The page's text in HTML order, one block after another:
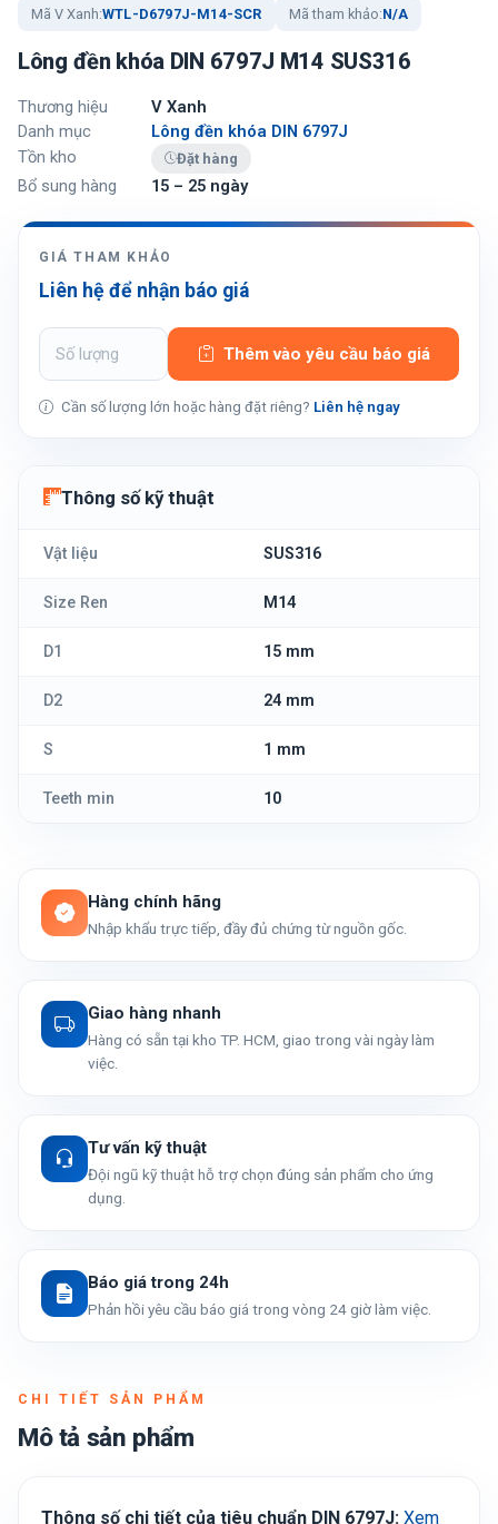
Mã V Xanh:WTL-D6797J-M14-SCR Mã tham khảo:N/A
Lông đền khóa DIN 6797J M14 SUS316
Thương hiệu
V Xanh
Danh mục
Lông đền khóa DIN 6797J
Tồn kho
Đặt hàng
Bổ sung hàng 15 – 25 ngày
GIÁ THAM KHẢO
Liên hệ để nhận báo giá
Thêm vào yêu cầu báo giá
Cần số lượng lớn hoặc hàng đặt riêng? Liên hệ ngay
Thông số kỹ thuật
Vật liệu SUS316
Size Ren M14
D1 15 mm
D2 24 mm
S 1 mm
Teeth min 10
Hàng chính hãng
Nhập khẩu trực tiếp, đầy đủ chứng từ nguồn gốc.
Giao hàng nhanh
Hàng có sẵn tại kho TP. HCM, giao trong vài ngày làm
việc.
Tư vấn kỹ thuật
Đội ngũ kỹ thuật hỗ trợ chọn đúng sản phẩm cho ứng
dụng.
Báo giá trong 24h
Phản hồi yêu cầu báo giá trong vòng 24 giờ làm việc.
CHI TIẾT SẢN PHẨM
Mô tả sản phẩm
Thông số chi tiết của tiêu chuẩn DIN 6797J: Xem